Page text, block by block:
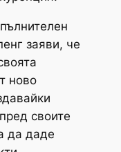
заяви, че
ново
своите
да даде